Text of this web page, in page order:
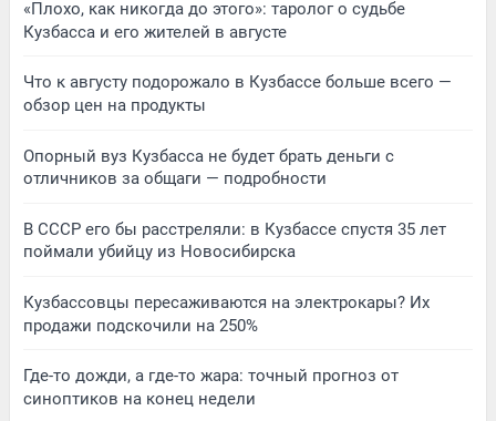
«Плохо, как никогда до этого»: таролог о судьбе
Кузбасса и его жителей в августе
Что к августу подорожало в Кузбассе больше всего —
обзор цен на продукты
Опорный вуз Кузбасса не будет брать деньги с
отличников за общаги — подробности
В СССР его бы расстреляли: в Кузбассе спустя 35 лет
поймали убийцу из Новосибирска
Кузбассовцы пересаживаются на электрокары? Их
продажи подскочили на 250%
Где-то дожди, а где-то жара: точный прогноз от
синоптиков на конец недели